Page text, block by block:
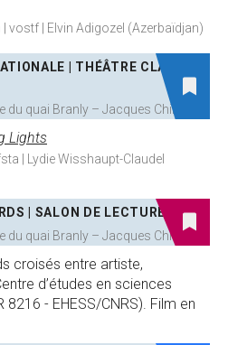
vostf | Elvin Adigozel (Azerbaïdjan)
| THÉÂTRE CLAUDE
du quai Branly – Jacques Chirac
Lights
| Lydie Wisshaupt-Claudel
| SALON DE LECTURE J K
du quai Branly – Jacques Chirac
croisés entre artiste,
d’études en sciences
- EHESS/CNRS). Film en